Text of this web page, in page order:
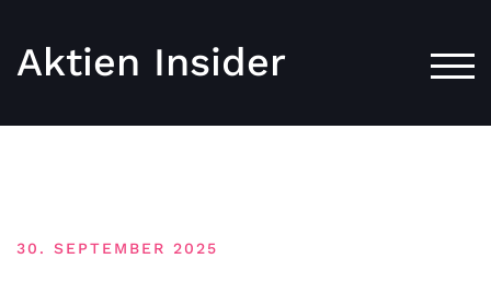
Aktien Insider
30. SEPTEMBER 2025